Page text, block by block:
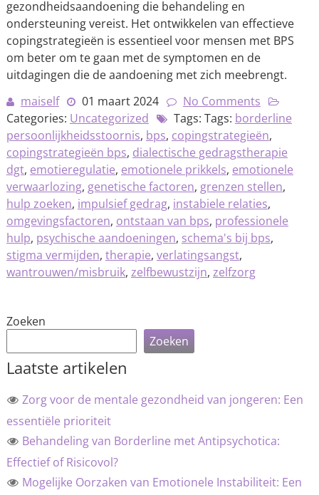
gezondheidsaandoening die behandeling en
ondersteuning vereist. Het ontwikkelen van effectieve
copingstrategieën is essentieel voor mensen met BPS
om beter om te gaan met de symptomen en de
uitdagingen die de aandoening met zich meebrengt.
maiself
01 maart 2024
No Comments
Categories: Uncategorized Tags: Tags: borderline
persoonlijkheidsstoornis, bps, copingstrategieën,
copingstrategieën bps, dialectische gedragstherapie
dgt, emotieregulatie, emotionele prikkels, emotionele
verwaarlozing, genetische factoren, grenzen stellen,
hulp zoeken, impulsief gedrag, instabiele relaties,
omgevingsfactoren, ontstaan van bps, professionele
hulp, psychische aandoeningen, schema's bij bps,
stigma vermijden, therapie, verlatingsangst,
wantrouwen/misbruik, zelfbewustzijn, zelfzorg
Zoeken
Zoeken
Laatste artikelen
Zorg voor de mentale gezondheid van jongeren: Een
essentiële prioriteit
Behandeling van Borderline met Antipsychotica:
Effectief of Risicovol?
Mogelijke Oorzaken van Emotionele Instabiliteit: Een